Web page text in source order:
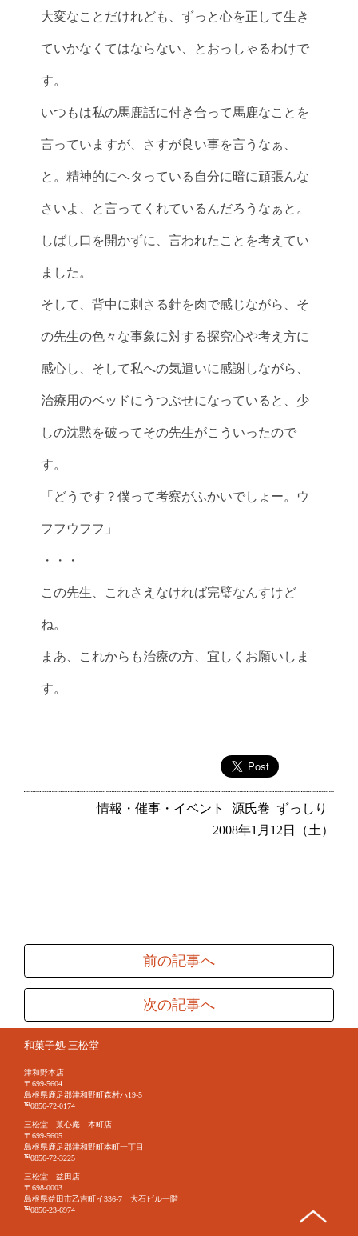
大変なことだけれども、ずっと心を正して生き
ていかなくてはならない、とおっしゃるわけで
す。
いつもは私の馬鹿話に付き合って馬鹿なことを
言っていますが、さすが良い事を言うなぁ、
と。精神的にヘタっている自分に暗に頑張んな
さいよ、と言ってくれているんだろうなぁと。
しばし口を開かずに、言われたことを考えてい
ました。
そして、背中に刺さる針を肉で感じながら、そ
の先生の色々な事象に対する探究心や考え方に
感心し、そして私への気遣いに感謝しながら、
治療用のベッドにうつぶせになっていると、少
しの沈黙を破ってその先生がこういったので
す。
「どうです？僕って考察がふかいでしょー。ウ
フフウフフ」
・・・
この先生、これさえなければ完璧なんすけど
ね。
まあ、これからも治療の方、宜しくお願いしま
す。
———
情報・催事・イベント 源氏巻 ずっしり
2008年1月12日（土）
前の記事へ
次の記事へ
和菓子処 三松堂
津和野本店
〒699-5604
島根県鹿足郡津和野町森村ハ19-5
℡0856-72-0174
三松堂 菓心庵 本町店
〒699-5605
島根県鹿足郡津和野町本町一丁目
℡0856-72-3225
三松堂 益田店
〒698-0003
島根県益田市乙吉町イ336-7 大石ビル一階
℡0856-23-6974